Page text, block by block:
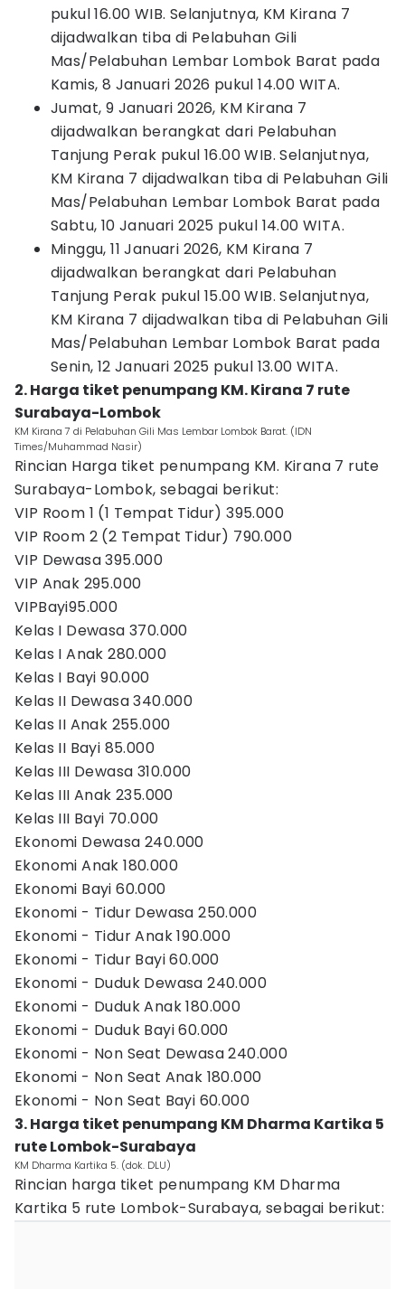
pukul 16.00 WIB. Selanjutnya, KM Kirana 7
dijadwalkan tiba di Pelabuhan Gili
Mas/Pelabuhan Lembar Lombok Barat pada
Kamis, 8 Januari 2026 pukul 14.00 WITA.
Jumat, 9 Januari 2026, KM Kirana 7
dijadwalkan berangkat dari Pelabuhan
Tanjung Perak pukul 16.00 WIB. Selanjutnya,
KM Kirana 7 dijadwalkan tiba di Pelabuhan Gili
Mas/Pelabuhan Lembar Lombok Barat pada
Sabtu, 10 Januari 2025 pukul 14.00 WITA.
Minggu, 11 Januari 2026, KM Kirana 7
dijadwalkan berangkat dari Pelabuhan
Tanjung Perak pukul 15.00 WIB. Selanjutnya,
KM Kirana 7 dijadwalkan tiba di Pelabuhan Gili
Mas/Pelabuhan Lembar Lombok Barat pada
Senin, 12 Januari 2025 pukul 13.00 WITA.
2. Harga tiket penumpang KM. Kirana 7 rute
Surabaya-Lombok
KM Kirana 7 di Pelabuhan Gili Mas Lembar Lombok Barat. (IDN
Times/Muhammad Nasir)
Rincian Harga tiket penumpang KM. Kirana 7 rute
Surabaya-Lombok, sebagai berikut:
VIP Room 1 (1 Tempat Tidur) 395.000
VIP Room 2 (2 Tempat Tidur) 790.000
VIP Dewasa 395.000
VIP Anak 295.000
VIPBayi95.000
Kelas I Dewasa 370.000
Kelas I Anak 280.000
Kelas I Bayi 90.000
Kelas II Dewasa 340.000
Kelas II Anak 255.000
Kelas II Bayi 85.000
Kelas III Dewasa 310.000
Kelas III Anak 235.000
Kelas III Bayi 70.000
Ekonomi Dewasa 240.000
Ekonomi Anak 180.000
Ekonomi Bayi 60.000
Ekonomi - Tidur Dewasa 250.000
Ekonomi - Tidur Anak 190.000
Ekonomi - Tidur Bayi 60.000
Ekonomi - Duduk Dewasa 240.000
Ekonomi - Duduk Anak 180.000
Ekonomi - Duduk Bayi 60.000
Ekonomi - Non Seat Dewasa 240.000
Ekonomi - Non Seat Anak 180.000
Ekonomi - Non Seat Bayi 60.000
3. Harga tiket penumpang KM Dharma Kartika 5
rute Lombok-Surabaya
KM Dharma Kartika 5. (dok. DLU)
Rincian harga tiket penumpang KM Dharma
Kartika 5 rute Lombok-Surabaya, sebagai berikut: